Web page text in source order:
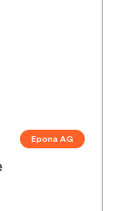
Epona AG